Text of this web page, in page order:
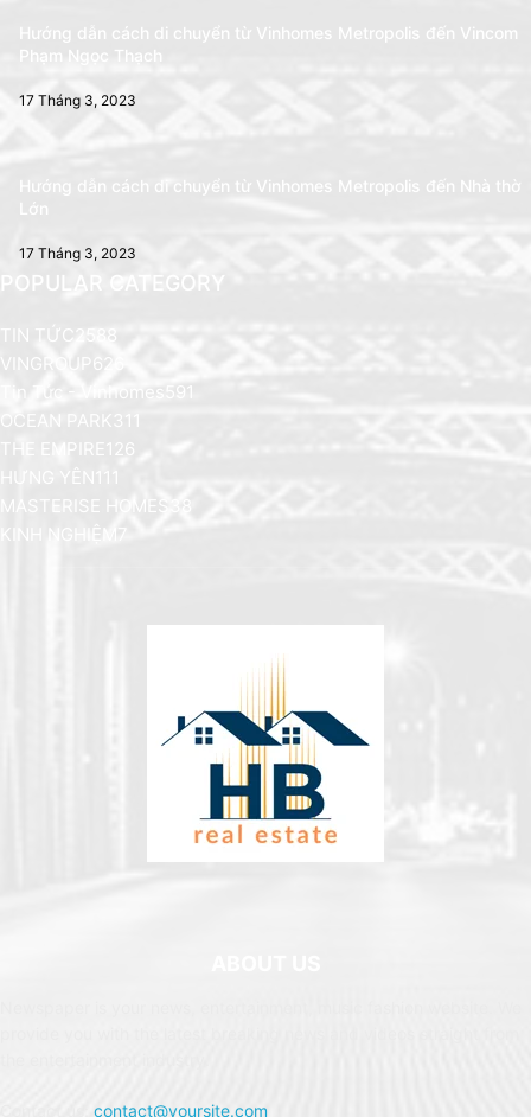
Hướng dẫn cách di chuyển từ Vinhomes Metropolis đến Vincom
Phạm Ngọc Thạch
17 Tháng 3, 2023
Hướng dẫn cách di chuyển từ Vinhomes Metropolis đến Nhà thờ
Lớn
17 Tháng 3, 2023
POPULAR CATEGORY
TIN TỨC 2588
VINGROUP626
Tin Tức - Vinhomes 591
OCEAN PARK 311
THE EMPIRE126
HƯNG YÊN 111
MASTERISE HOMES
38
KINH NGHIỆM 7
contact@yoursite.com